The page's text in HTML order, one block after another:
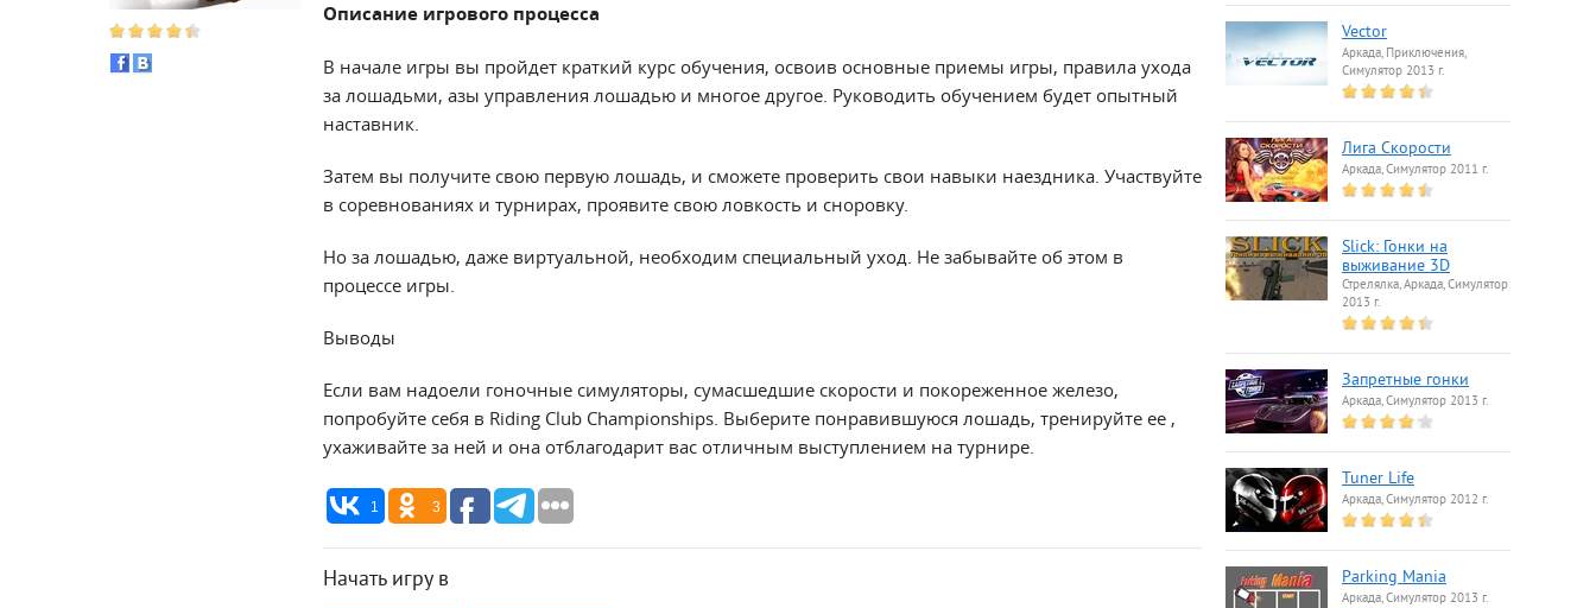
Описание игрового процесса
В начале игры вы пройдет краткий курс обучения, освоив основные приемы игры, правила ухода
за лошадьми, азы управления лошадью и многое другое. Руководить обучением будет опытный
наставник.
Затем вы получите свою первую лошадь, и сможете проверить свои навыки наездника. Участвуйте
в соревнованиях и турнирах, проявите свою ловкость и сноровку.
Но за лошадью, даже виртуальной, необходим специальный уход. Не забывайте об этом в
процессе игры.
Выводы
Если вам надоели гоночные симуляторы, сумасшедшие скорости и покореженное железо,
попробуйте себя в Riding Club Championships. Выберите понравившуюся лошадь, тренируйте ее ,
ухаживайте за ней и она отблагодарит вас отличным выступлением на турнире.
1 3
Начать игру в
Vector
Аркада, Приключения,
Симулятор 2013 г.
Лига Скорости
Аркада, Симулятор 2011 г.
Slick: Гонки на
выживание 3D
Стрелялка, Аркада, Симулятор
2013 г.
Запретные гонки
Аркада, Симулятор 2013 г.
Tuner Life
Аркада, Симулятор 2012 г.
Parking Mania
Аркада, Симулятор 2013 г.